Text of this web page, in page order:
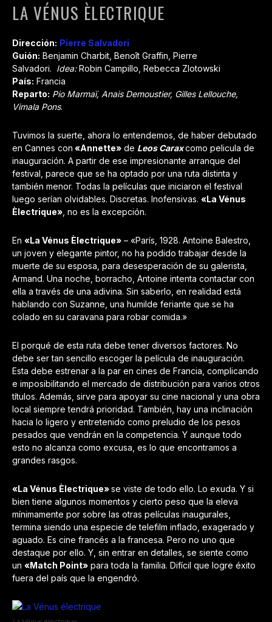
LA VÉNUS ÈLECTRIQUE
Dirección: Pierre Salvadori
Guión: Benjamin Charbit, Benoît Graffin, Pierre
Salvadori. Idea:Robin Campillo, Rebecca Zlotowski
País: Francia
Reparto: Pio Marmaï, Anais Demoustier, Gilles Lellouche,
Vimala Pons.
Tuvimos la suerte, ahora lo entendemos, de haber debutado
en Cannes con «Annette» de Leos Caraxcomo pelicula de
inauguración. A partir de ese impresionante arranque del
festival, parece que se ha optado por una ruta distinta y
también menor. Todas la películas que iniciaron el festival
luego serían olvidables. Discretas. Inofensivas. «La Vénus
Èlectrique» , no es la excepción.
En «La Vénus Èlectrique» – «París, 1928. Antoine Balestro,
un joven y elegante pintor, no ha podido trabajar desde la
muerte de su esposa, para desesperación de su galerista,
Armand. Una noche, borracho, Antoine intenta contactar con
ella a través de una adivina. Sin saberlo, en realidad está
hablando con Suzanne, una humilde feriante que se ha
colado en su caravana para robar comida.»
El porqué de esta ruta debe tener diversos factores. No
debe ser tan sencillo escoger la película de inauguración.
Esta debe estrenar a la par en cines de Francia, complicando
e imposibilitando el mercado de distribución para varios otros
títulos. Además, sirve para apoyar su cine nacional y una obra
local siempre tendrá prioridad. También, hay una inclinación
hacia lo ligero y entretenido como preludio de los pesos
pesados que vendrán en la competencia. Y aunque todo
esto no alcanza como excusa, es lo que encontramos a
grandes rasgos.
«La Vénus Èlectrique»se viste de todo ello. Lo exuda. Y si
bien tiene algunos momentos y cierto peso que la eleva
mínimamente por sobre las otras películas inaugurales,
termina siendo una especie de telefilm inflado, exagerado y
aguado. Es cine francés a la francesa. Pero no uno que
destaque por ello. Y, sin entrar en detalles, se siente como
un «Match Point» para toda la familia. Difícil que logre éxito
fuera del país que la engendró.